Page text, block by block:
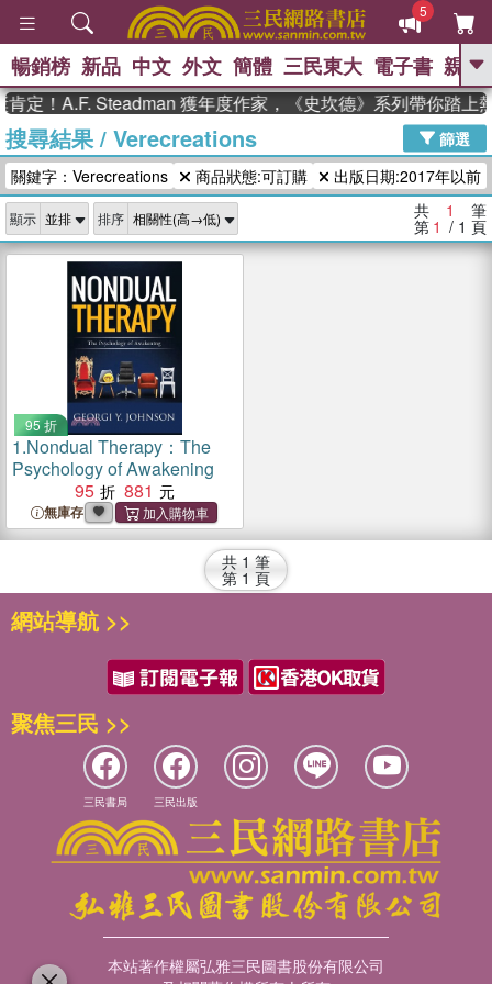
5
GO
熱搜： 高希均教授回憶錄
、 The Odyssey 、 父親節 、 如果歷
史是一群喵 、 暑期推薦 、 國際布克
獎 臺灣漫遊錄 、 方念華 、 台灣的李
登輝時代
數學女孩：黎曼猜想 、
偉大的迷走神經
暢銷榜 新品 中文 外文 簡體 三民東大 電子書 親子
定！A.F. Steadman 獲年度作家，《史坎德》系列帶你踏上
搜尋結果/ Verecreations
篩選
關鍵字：Verecreations
商品狀態:可訂購 出版日期:2017年以前
顯示 排序 共 1 筆
第 1 / 1 頁
95 折
1.Nondual Therapy：The
Psychology of Awakening
95
881
無庫存
共 1 筆
第 1 頁
網站導航 >>
聚焦三民 >>
三民書局 三民出版
本站著作權屬弘雅三民圖書股份有限公司